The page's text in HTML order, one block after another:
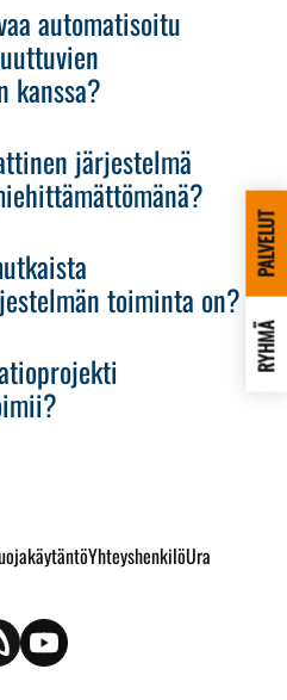
automatisoitu
kanssa?
järjestelmä
toiminta on?
RYHMÄ
PALVELUT
YhteyshenkilöUra